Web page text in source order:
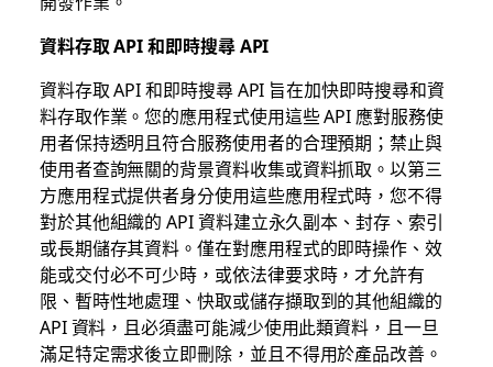
資料存取 API 和即時搜尋 API
資料存取 API 和即時搜尋 API 旨在加快即時搜尋和資
料存取作業。您的應用程式使用這些 API 應對服務使
用者保持透明且符合服務使用者的合理預期；禁止與
使用者查詢無關的背景資料收集或資料抓取。以第三
方應用程式提供者身分使用這些應用程式時，您不得
對於其他組織的 API 資料建立永久副本、封存、索引
或長期儲存其資料。僅在對應用程式的即時操作、效
能或交付必不可少時，或依法律要求時，才允許有
限、暫時性地處理、快取或儲存擷取到的其他組織的
API 資料，且必須盡可能減少使用此類資料，且一旦
滿足特定需求後立即刪除，並且不得用於產品改善。